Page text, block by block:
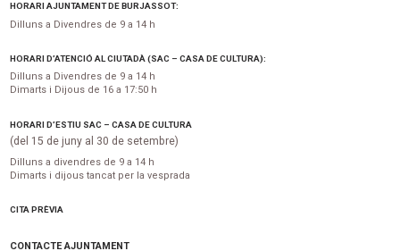
HORARI AJUNTAMENT DE BURJASSOT:
Dilluns a Divendres de 9 a 14 h
HORARI D’ATENCIÓ AL CIUTADÀ (SAC – CASA DE CULTURA):
Dilluns a Divendres de 9 a 14 h
Dimarts i Dijous de 16 a 17:50 h
HORARI D’ESTIU SAC – CASA DE CULTURA
(del 15 de juny al 30 de setembre)
Dilluns a divendres de 9 a 14 h
Dimarts i dijous tancat per la vesprada
CITA PRÈVIA
CONTACTE AJUNTAMENT